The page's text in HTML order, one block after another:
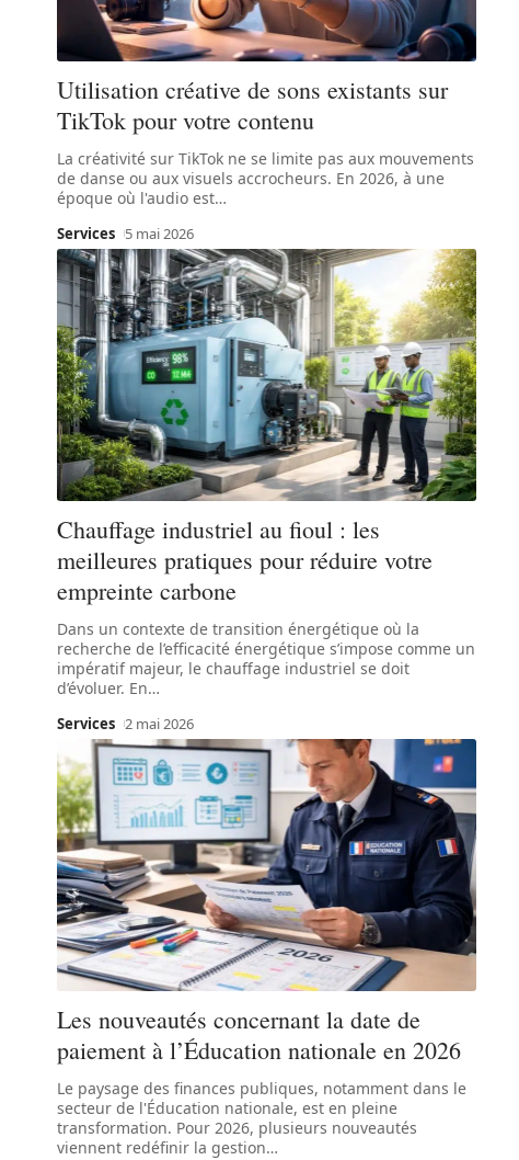
Utilisation créative de sons existants sur
TikTok pour votre contenu
La créativité sur TikTok ne se limite pas aux mouvements
de danse ou aux visuels accrocheurs. En 2026, à une
époque où l'audio est…
Services 5 mai 2026
Chauffage industriel au fioul : les
meilleures pratiques pour réduire votre
empreinte carbone
Dans un contexte de transition énergétique où la
recherche de l’efficacité énergétique s’impose comme un
impératif majeur, le chauffage industriel se doit
d’évoluer. En…
Services 2 mai 2026
Les nouveautés concernant la date de
paiement à l’Éducation nationale en 2026
Le paysage des finances publiques, notamment dans le
secteur de l'Éducation nationale, est en pleine
transformation. Pour 2026, plusieurs nouveautés
viennent redéfinir la gestion…